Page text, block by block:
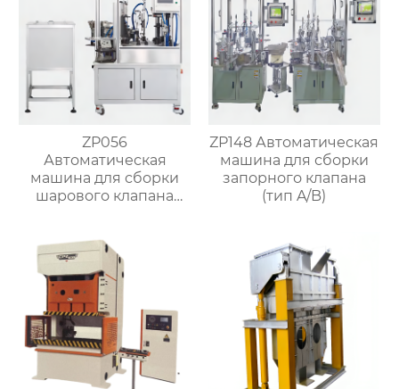
ZP056
Автоматическая
машина для сборки
шарового клапана
ZP148 Автоматическая
машина для сборки
запорного клапана
(тип A/B)